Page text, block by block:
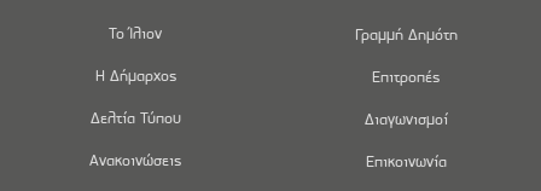
Το Ίλιον
Η Δήμαρχος
Δελτία Τύπου
Ανακοινώσεις
Γραμμή Δημότη
Επιτροπές
Διαγωνισμοί
Επικοινωνία